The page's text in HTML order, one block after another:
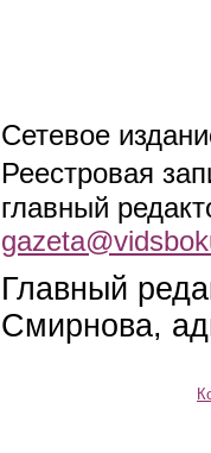
Сетевое
Реестровая
главный
Главный
Смирнова,